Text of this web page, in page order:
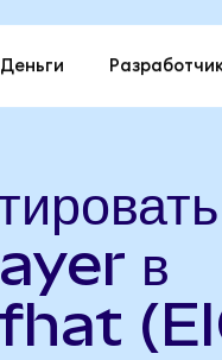
Деньги
в